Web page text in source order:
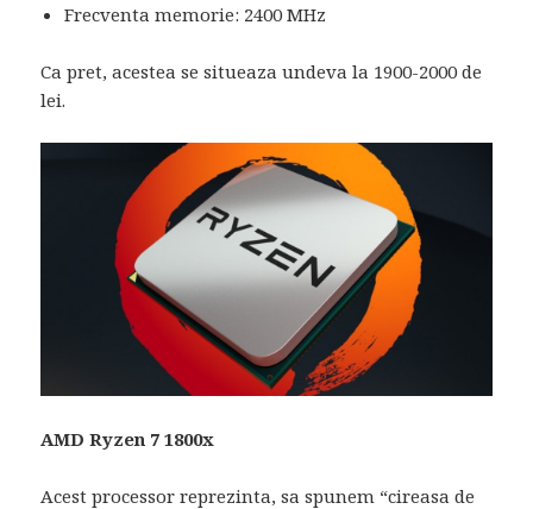
Frecventa memorie: 2400 MHz
Ca pret, acestea se situeaza undeva la 1900-2000 de
lei.
AMD Ryzen 7 1800x
Acest processor reprezinta, sa spunem “cireasa de